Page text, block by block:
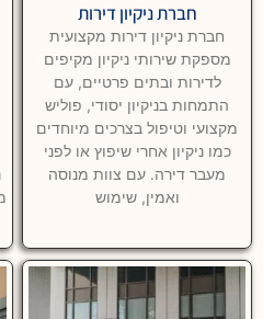
חברת ניקיון דירות
חברת ניקיון דירות מקצועית
מספקת שירותי ניקיון מקיפים
לדירות ובתים פרטיים, עם
התמחות בניקיון יסודי, פוליש
מקצועי וטיפול בצרכים מיוחדים
כמו ניקיון אחרי שיפוץ או לפני
מעבר דירה. עם צוות מנוסה
ואמין, שימוש